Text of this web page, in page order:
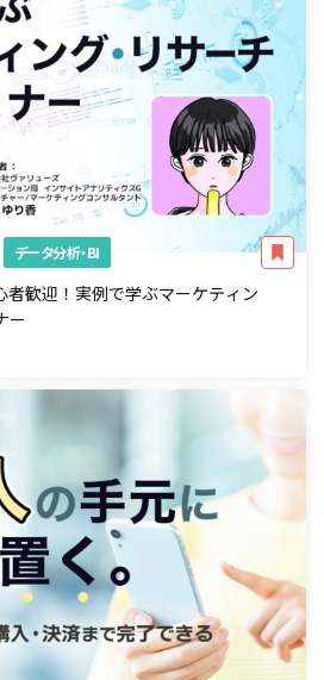
データ分析・BI
者歓迎！実例で学ぶマーケティン
ー